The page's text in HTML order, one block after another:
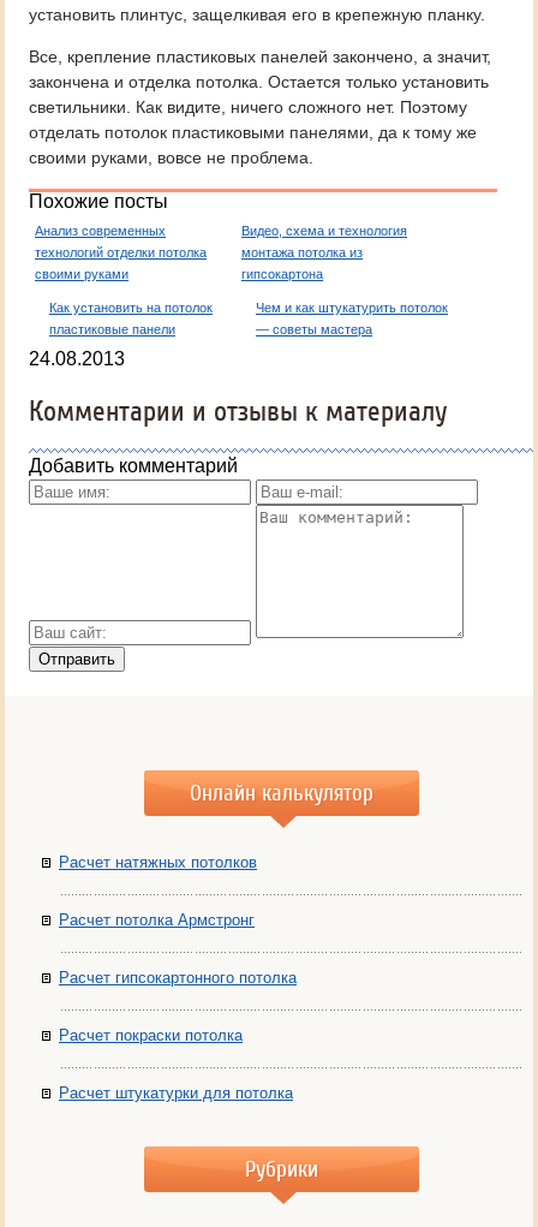
установить плинтус, защелкивая его в крепежную планку.
Все, крепление пластиковых панелей закончено, а значит,
закончена и отделка потолка. Остается только установить
светильники. Как видите, ничего сложного нет. Поэтому
отделать потолок пластиковыми панелями, да к тому же
своими руками, вовсе не проблема.
Похожие посты
Анализ современных
технологий отделки потолка
своими руками
Видео, схема и технология
монтажа потолка из
гипсокартона
Как установить на потолок
пластиковые панели
Чем и как штукатурить потолок
— советы мастера
24.08.2013
Комментарии и отзывы к материалу
Добавить комментарий
Онлайн калькулятор
Расчет натяжных потолков
Расчет потолка Армстронг
Расчет гипсокартонного потолка
Расчет покраски потолка
Расчет штукатурки для потолка
Рубрики